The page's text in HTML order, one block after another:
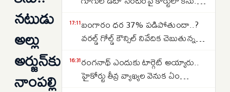
నటుడు
అల్లు
అర్జున్‌కు
నాంపల్లి
17:11బంగారం ధర 37% పడిపోతుందా..?
వరల్డ్ గోల్డ్ కౌన్సిల్ నివేదిక చెబుతున్న
16:31రంగనాథ్ ఎందుకు టార్గెట్ అయ్యారు..
హైకోర్టు తీవ్ర వ్యాఖ్యల వెనుక ఏం